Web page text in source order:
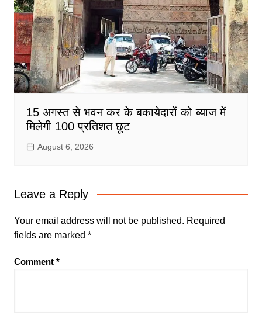
15 अगस्त से भवन कर के बकायेदारों को ब्याज में
मिलेगी 100 प्रतिशत छूट
August 6, 2026
Leave a Reply
Your email address will not be published. Required
fields are marked *
Comment *